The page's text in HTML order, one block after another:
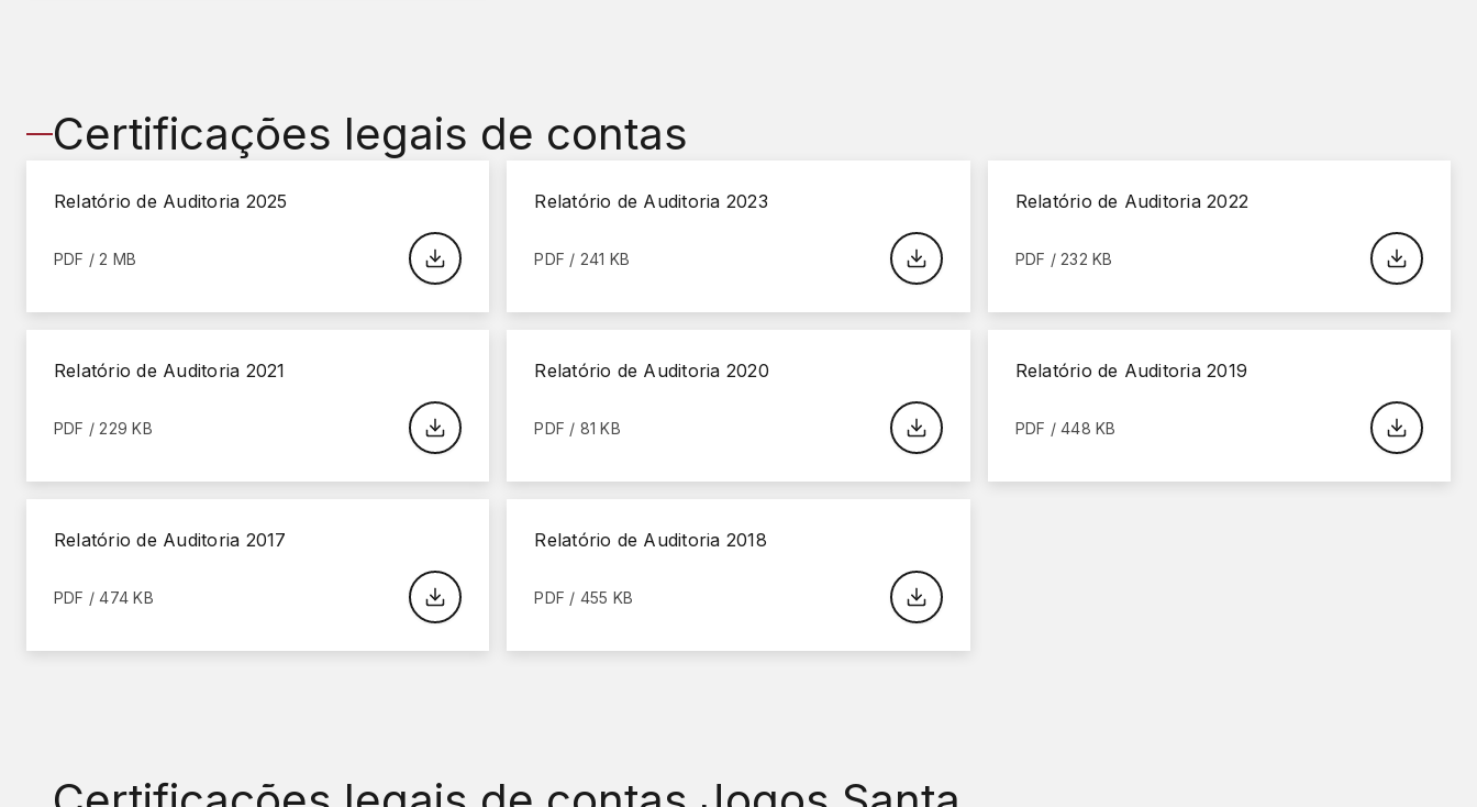
Certificações legais de contas
Relatório de Auditoria 2025
PDF / 2 MB
Relatório de Auditoria 2023
PDF / 241 KB
Relatório de Auditoria 2022
PDF / 232 KB
Relatório de Auditoria 2021
PDF / 229 KB
Relatório de Auditoria 2020
PDF / 81 KB
Relatório de Auditoria 2019
PDF / 448 KB
Relatório de Auditoria 2017
PDF / 474 KB
Relatório de Auditoria 2018
PDF / 455 KB